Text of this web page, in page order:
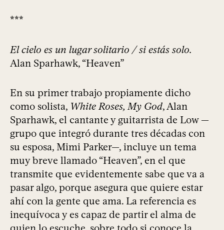
***
El cielo es un lugar solitario / si estás solo.
Alan Sparhawk, “Heaven”
En su primer trabajo propiamente dicho
como solista, White Roses, My God, Alan
Sparhawk, el cantante y guitarrista de Low —
grupo que integró durante tres décadas con
su esposa, Mimi Parker—, incluye un tema
muy breve llamado “Heaven”, en el que
transmite que evidentemente sabe que va a
pasar algo, porque asegura que quiere estar
ahí con la gente que ama. La referencia es
inequívoca y es capaz de partir el alma de